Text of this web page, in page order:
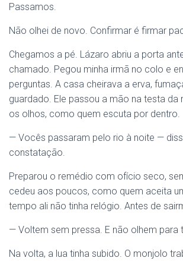
Passamos.
Não olhei de novo. Confirmar é firmar
Chegamos a pé. Lázaro abriu a porta
chamado. Pegou minha irmã no colo e
perguntas. A casa cheirava a erva,
guardado. Ele passou a mão na testa da
os olhos, como quem escuta por dentro.
— Vocês passaram pelo rio à noite —
constatação.
Preparou o remédio com ofício seco,
cedeu aos poucos, como quem aceita
tempo ali não tinha relógio. Antes de
— Voltem sem pressa. E não olhem para
Na volta, a lua tinha subido. O monjolo